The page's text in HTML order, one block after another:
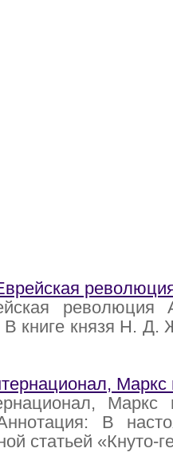
революция
книге князя Н. Д.
Маркс
В
статьей «Кнуто-